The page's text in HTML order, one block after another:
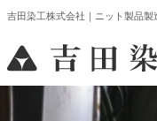
吉田染工株式会社｜ニット製品